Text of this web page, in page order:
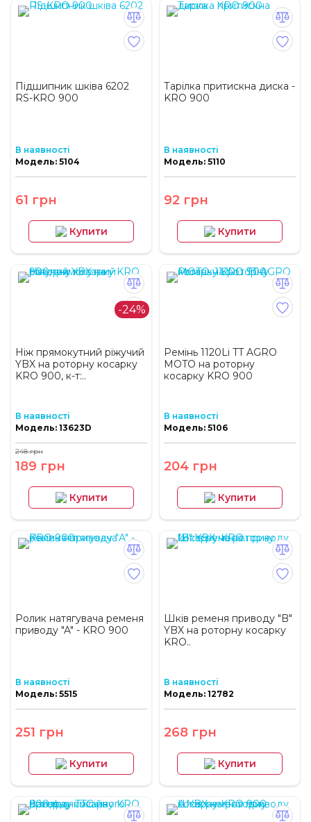
Підшипник шківа 6202
RS-KRO 900
В наявності
Модель: 5104
61 грн
Купити
Тарілка притискна диска -
KRO 900
В наявності
Модель: 5110
92 грн
Купити
-24%
Ніж прямокутний ріжучий
YBX на роторну косарку
KRO 900, к-т:..
В наявності
Модель: 13623D
189 грн
248 грн
Купити
Ремінь 1120Li TT AGRO
MOTO на роторну
косарку KRO 900
В наявності
Модель: 5106
204 грн
Купити
Ролик натягувача ременя
приводу "A" - KRO 900
В наявності
Модель: 5515
251 грн
Купити
Шків ременя приводу "B"
YBX на роторну косарку
KRO..
В наявності
Модель: 12782
268 грн
Купити